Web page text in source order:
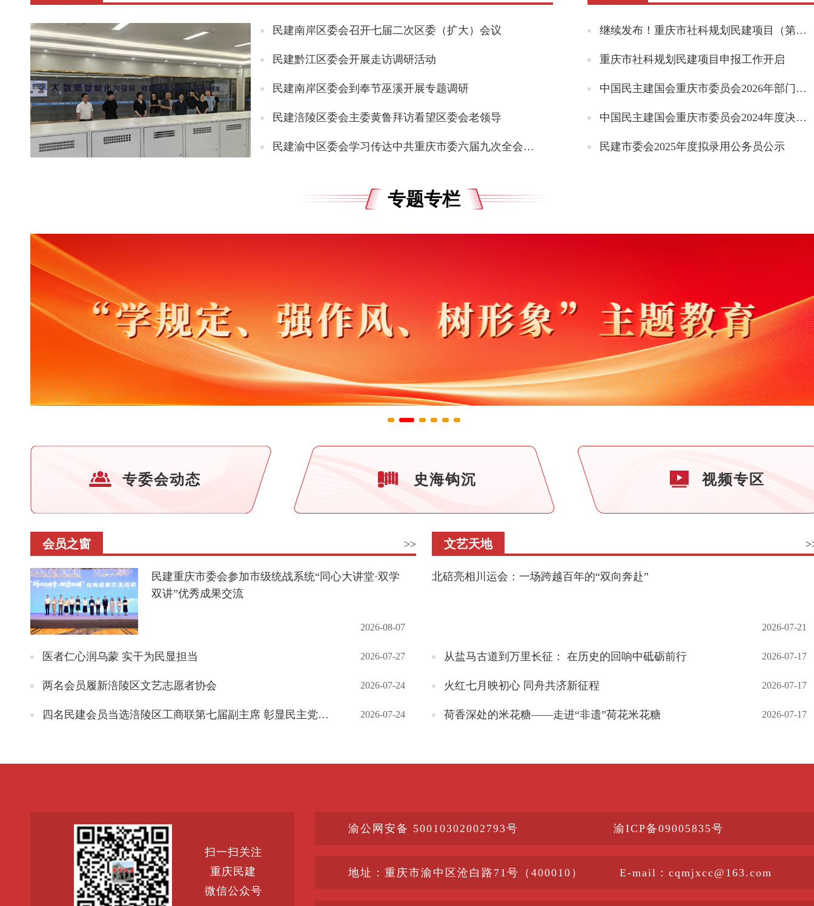
民建南岸区委会召开七届二次区委（扩大）会议
民建黔江区委会开展走访调研活动
民建南岸区委会到奉节巫溪开展专题调研
民建涪陵区委会主委黄鲁拜访看望区委会老领导
民建渝中区委会学习传达中共重庆市委六届九次全会精神
继续发布！重庆市社科规划民建项目（第二批）来啦
重庆市社科规划民建项目申报工作开启
中国民主建国会重庆市委员会2026年部门预算情况说明
中国民主建国会重庆市委员会2024年度决算说明
民建市委会2025年度拟录用公务员公示
专题专栏
专委会动态 史海钩沉 视频专区
会员之窗 >>
民建重庆市委会参加市级统战系统“同心大讲堂·双学
双讲”优秀成果交流
2026-08-07
医者仁心润乌蒙 实干为民显担当 2026-07-27
两名会员履新涪陵区文艺志愿者协会 2026-07-24
四名民建会员当选涪陵区工商联第七届副主席 彰显民主党派服务民营经济担当 2026-07-24
文艺天地
北碚亮相川运会：一场跨越百年的“双向奔赴”
2026-07-21
从盐马古道到万里长征： 在历史的回响中砥砺前行 2026-07-17
火红七月映初心 同舟共济新征程 2026-07-17
荷香深处的米花糖——走进“非遗”荷花米花糖 2026-07-17
扫一扫关注
重庆民建
微信公众号
渝公网安备 50010302002793号 渝ICP备09005835号
地址：重庆市渝中区沧白路71号（400010） E-mail：cqmjxcc@163.com